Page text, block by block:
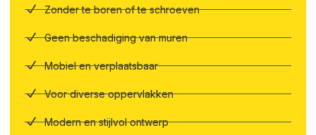
Zonder te boren of te schroeven
Geen beschadiging van muren
Mobiel en verplaatsbaar
Voor diverse oppervlakken
Modern en stijlvol ontwerp